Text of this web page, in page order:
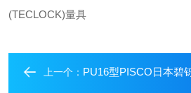
(TECLOCK)量具
上一个： PU16型PISCO日本碧铄科